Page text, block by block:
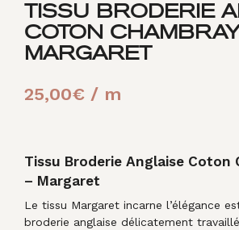
TISSU BRODERIE
COTON
MARGARET
25,00€ / m
Tissu Broderie Anglaise Coton
– Margaret
Le tissu Margaret incarne l’élégance
broderie anglaise délicatement